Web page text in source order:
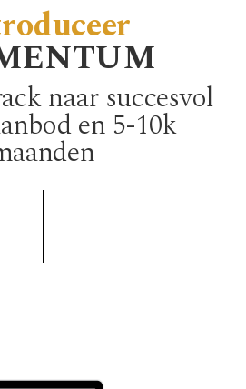
naar succesvol
en 5-10k